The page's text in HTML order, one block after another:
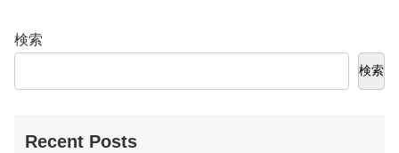
検索
検索
Recent Posts